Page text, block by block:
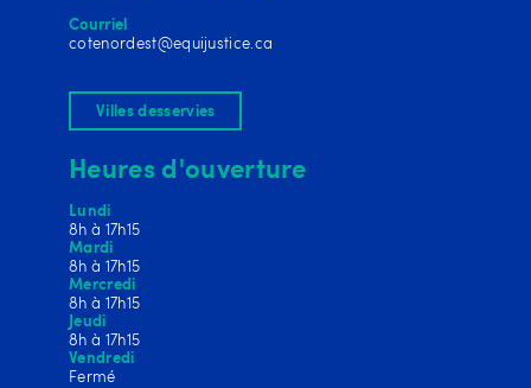
Courriel
cotenordest@equijustice.ca
Villes desservies
Heures d'ouverture
Lundi
8h à 17h15
Mardi
8h à 17h15
Mercredi
8h à 17h15
Jeudi
8h à 17h15
Vendredi
Fermé